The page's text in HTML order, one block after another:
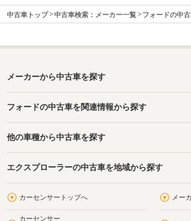
中古車トップ 中古車検索：メーカー一覧 フォードの中
メーカーから中古車を探す
フォードの中古車を関連情報から探す
他の車種から中古車を探す
エクスプローラーの中古車を地域から探す
カーセンサートップへ メー
カーセンサー